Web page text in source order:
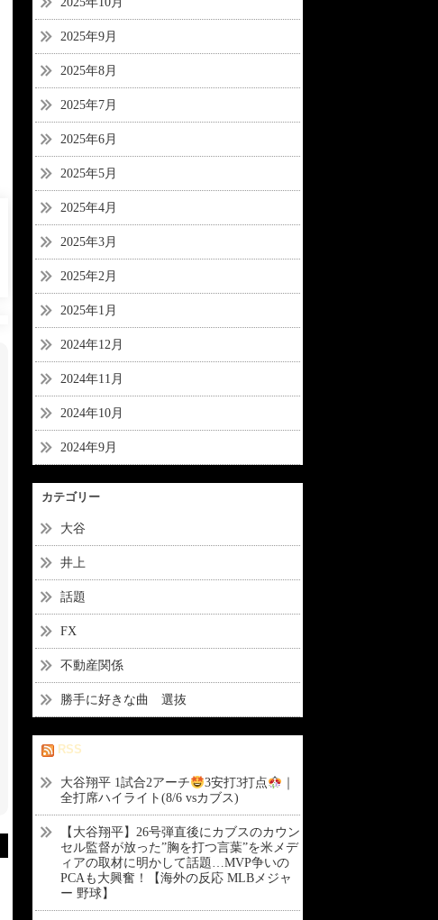
2025年9月
2025年8月
2025年7月
2025年6月
2025年5月
2025年4月
2025年3月
2025年2月
2025年1月
2024年12月
2024年11月
2024年10月
2024年9月
カテゴリー
大谷
井上
話題
FX
不動産関係
勝手に好きな曲 選抜
RSS
大谷翔平 1試合2アーチ 3安打3打点
全打席ハイライト(8/6 vsカブス)
【大谷翔平】26号弾直後にカブスのカウン
セル監督が放った”胸を打つ言葉”を米メデ
ィアの取材に明かして話題…MVP争いの
PCAも大興奮！【海外の反応 MLBメジャ
ー 野球】